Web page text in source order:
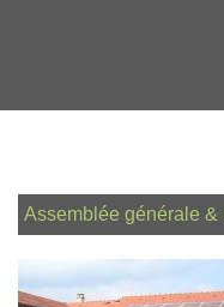
Assemblée générale &